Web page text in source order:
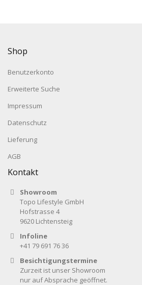
Shop
Benutzerkonto
Erweiterte Suche
Impressum
Datenschutz
Lieferung
AGB
Kontakt
Showroom
Topo Lifestyle GmbH
Hofstrasse 4
9620 Lichtensteig
Infoline
+41 79 691 76 36
Besichtigungstermine
Zurzeit ist unser Showroom
nur auf Absprache geöffnet.